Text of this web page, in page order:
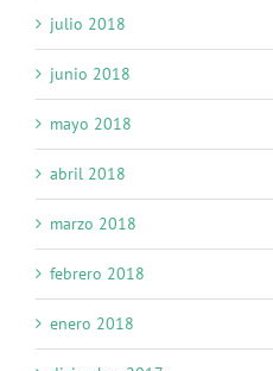
julio 2018
junio 2018
mayo 2018
abril 2018
marzo 2018
febrero 2018
enero 2018